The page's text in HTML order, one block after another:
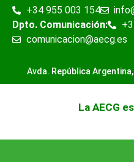
+34 955 003 154
Dpto. Comunicación:
comunicacion@aecg.es
Avda. República
La AECG